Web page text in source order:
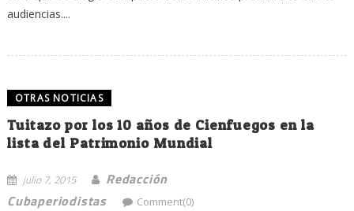
audiencias....
OTRAS NOTICIAS
Tuitazo por los 10 años de Cienfuegos en la
lista del Patrimonio Mundial
julio 7, 2015
Redacción
Cubaperiodistas
Comment(0)